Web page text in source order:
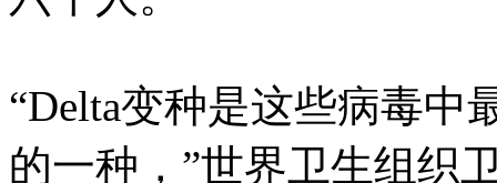
“Delta变种是这些病毒中
的一种，”世界卫生组织